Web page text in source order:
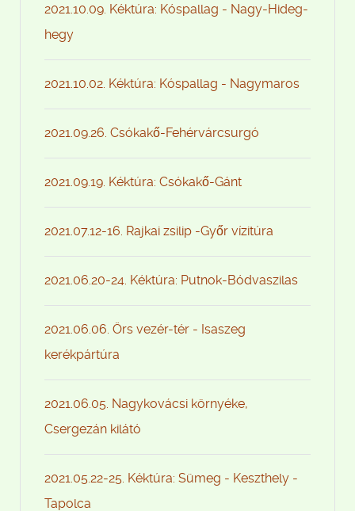
2021.10.09. Kéktúra: Kóspallag - Nagy-Hideg-
hegy
2021.10.02. Kéktúra: Kóspallag - Nagymaros
2021.09.26. Csókakő-Fehérvárcsurgó
2021.09.19. Kéktúra: Csókakő-Gánt
2021.07.12-16. Rajkai zsilip -Győr vízitúra
2021.06.20-24. Kéktúra: Putnok-Bódvaszilas
2021.06.06. Örs vezér-tér - Isaszeg
kerékpártúra
2021.06.05. Nagykovácsi környéke,
Csergezán kilátó
2021.05.22-25. Kéktúra: Sümeg - Keszthely -
Tapolca